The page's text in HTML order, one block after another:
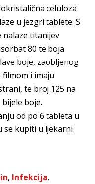
celuloza
u jezgri tablete. S
nalaze titanijev
80 te boja
boje, zaobljenog
i imaju
te broj 125 na
boje.
od po 6 tableta u
se kupiti u ljekarni
, Infekcija,